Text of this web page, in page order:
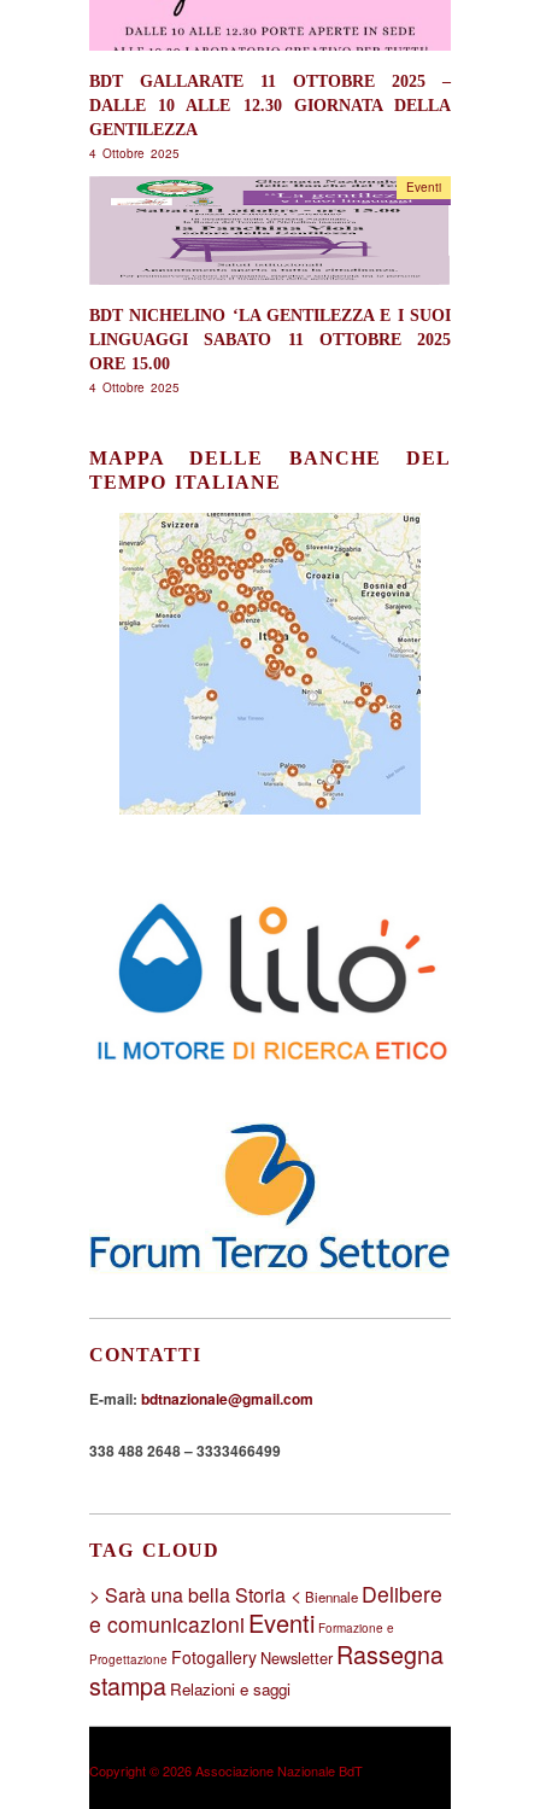
BDT GALLARATE 11 OTTOBRE 2025 –
DALLE 10 ALLE 12.30 GIORNATA DELLA
GENTILEZZA
4 Ottobre 2025
BDT NICHELINO ‘LA GENTILEZZA E I SUOI
LINGUAGGI SABATO 11 OTTOBRE 2025
ORE 15.00
4 Ottobre 2025
Eventi
MAPPA DELLE BANCHE DEL
TEMPO ITALIANE
CONTATTI
E-mail: bdtnazionale@gmail.com
338 488 2648 – 3333466499
TAG CLOUD
> Sarà una bella Storia < Biennale Delibere
e comunicazioni Eventi Formazione e
Progettazione Fotogallery Newsletter Rassegna
stampa Relazioni e saggi
Copyright © 2026 Associazione Nazionale BdT